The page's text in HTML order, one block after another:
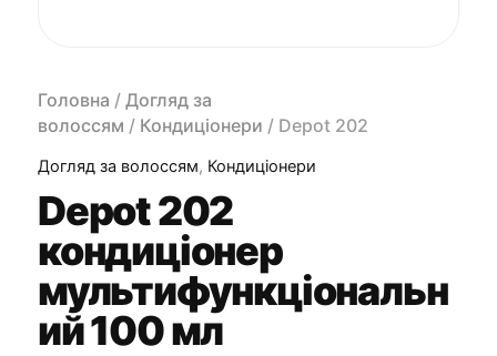
Головна / Догляд за
волоссям / Кондиціонери / Depot 202
Догляд за волоссям, Кондиціонери
Depot 202
кондиціонер
мультифункціональн
ий 100 мл